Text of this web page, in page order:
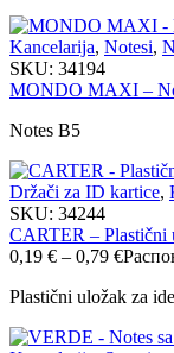
Kancelarija, Notesi,
SKU: 34194
MONDO MAXI –
Notes B5
Držači za ID kartice,
SKU: 34244
CARTER – Plastični
0,19 € – 0,79 €
Plastični uložak za